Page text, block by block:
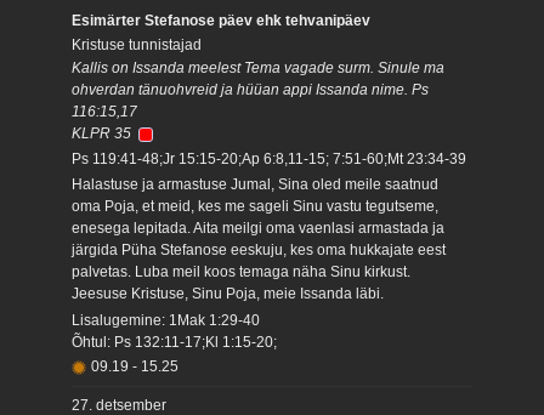
Esimärter Stefanose päev ehk tehvanipäev
Kristuse tunnistajad
Kallis on Issanda meelest Tema vagade surm. Sinule ma
ohverdan tänuohvreid ja hüüan appi Issanda nime. Ps
116:15,17
KLPR 35
Ps 119:41-48;Jr 15:15-20;Ap 6:8,11-15; 7:51-60;Mt 23:34-39
Halastuse ja armastuse Jumal, Sina oled meile saatnud
oma Poja, et meid, kes me sageli Sinu vastu tegutseme,
enesega lepitada. Aita meilgi oma vaenlasi armastada ja
järgida Püha Stefanose eeskuju, kes oma hukkajate eest
palvetas. Luba meil koos temaga näha Sinu kirkust.
Jeesuse Kristuse, Sinu Poja, meie Issanda läbi.
Lisalugemine: 1Mak 1:29-40
Õhtul: Ps 132:11-17;Kl 1:15-20;
09.19 - 15.25
27. detsember